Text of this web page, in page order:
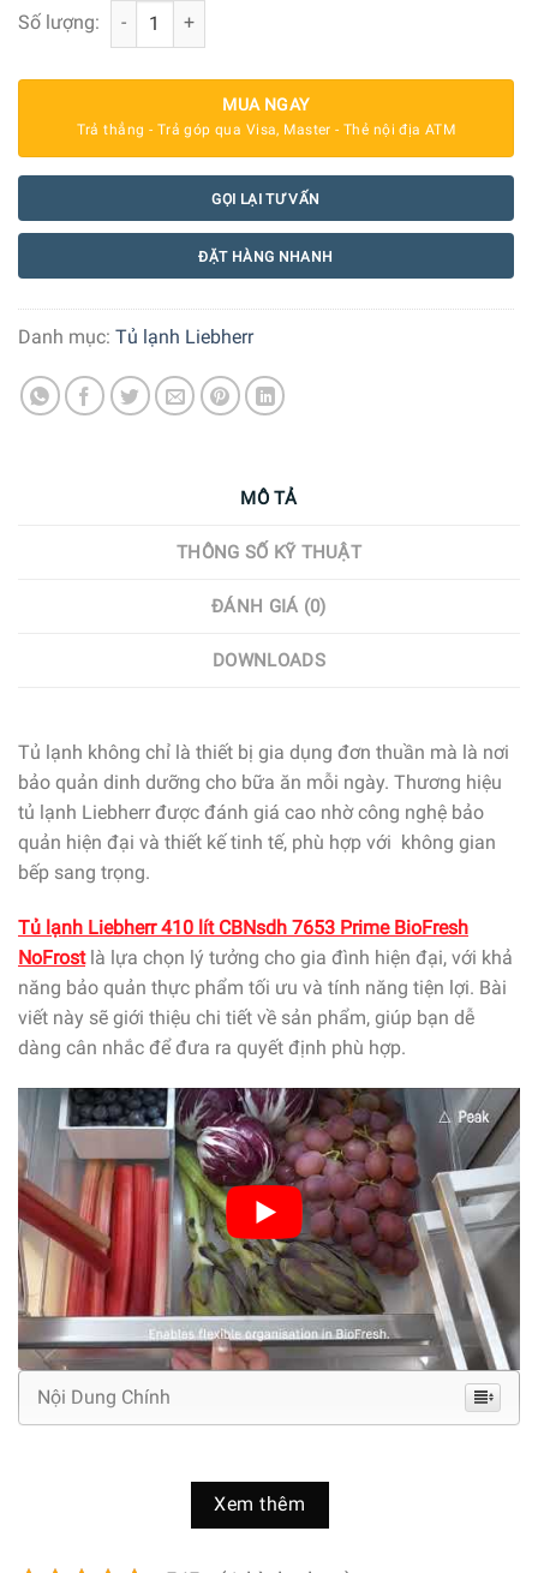
Số lượng: Tủ lạnh Liebherr 410 lít CBNsdh 7653 Prime BioFresh
MUA NGAY
Trả thẳng - Trả góp qua Visa, Master - Thẻ nội địa ATM
GỌI LẠI TƯ VẤN
ĐẶT HÀNG NHANH
Danh mục: Tủ lạnh Liebherr
MÔ TẢ
THÔNG SỐ KỸ THUẬT
ĐÁNH GIÁ (0)
DOWNLOADS
Tủ lạnh không chỉ là thiết bị gia dụng đơn thuần mà là nơi
bảo quản dinh dưỡng cho bữa ăn mỗi ngày. Thương hiệu
tủ lạnh Liebherr được đánh giá cao nhờ công nghệ bảo
quản hiện đại và thiết kế tinh tế, phù hợp với không gian
bếp sang trọng.
Tủ lạnh Liebherr 410 lít CBNsdh 7653 Prime BioFresh
NoFrostlà lựa chọn lý tưởng cho gia đình hiện đại, với khả
năng bảo quản thực phẩm tối ưu và tính năng tiện lợi. Bài
viết này sẽ giới thiệu chi tiết về sản phẩm, giúp bạn dễ
dàng cân nhắc để đưa ra quyết định phù hợp.
Nội Dung Chính
Thông số kỹ thuật và tổng quan tủ lạnh tủ lạnh
Liebherr 410 lít CBNsdh 7653 Prime BioFresh
Xem thêm